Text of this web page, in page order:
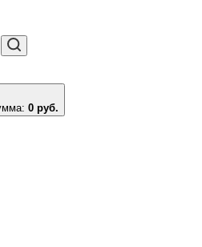
0 руб.